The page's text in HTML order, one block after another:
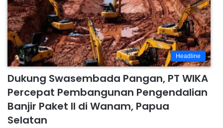
Headline
Dukung Swasembada Pangan, PT WIKA
Percepat Pembangunan Pengendalian
Banjir Paket II di Wanam, Papua
Selatan